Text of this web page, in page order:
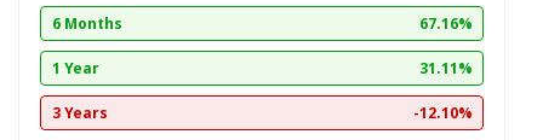
6 Months 67.16%
1 Year 31.11%
3 Years -12.10%